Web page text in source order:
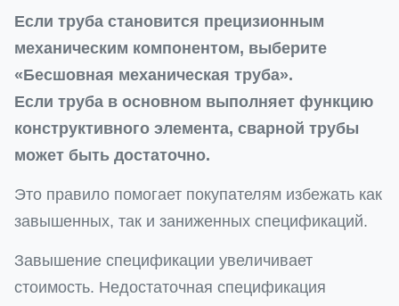
Если труба становится прецизионным
механическим компонентом, выберите
«Бесшовная механическая труба».
Если труба в основном выполняет функцию
конструктивного элемента, сварной трубы
может быть достаточно.
Это правило помогает покупателям избежать как
завышенных, так и заниженных спецификаций.
Завышение спецификации увеличивает
стоимость. Недостаточная спецификация